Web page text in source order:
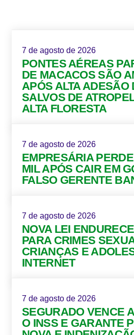
7 de agosto de 2026
PONTES AÉREAS
DE MACACOS SÃO
APÓS ALTA ADESÃO
SALVOS DE
ALTA FLORESTA
7 de agosto de 2026
EMPRESÁRIA
MIL APÓS CAIR EM
FALSO GERENTE
7 de agosto de 2026
NOVA LEI
PARA CRIMES
CRIANÇAS E
INTERNET
7 de agosto de 2026
SEGURADO VENCE
O INSS E GARANTE